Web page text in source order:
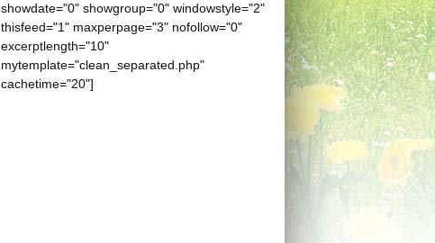
showdate="0" showgroup="0" windowstyle="2"
thisfeed="1" maxperpage="3" nofollow="0"
excerptlength="10"
mytemplate="clean_separated.php"
cachetime="20"]